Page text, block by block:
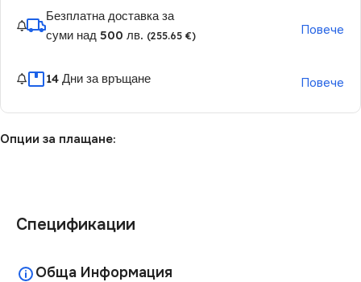
Безплатна доставка за
суми над 500 лв. (255.65 €) Повече
14 Дни за връщане Повече
Опции за плащане:
Спецификации
Обща Информация